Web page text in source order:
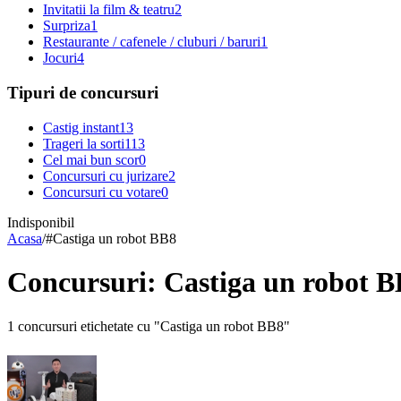
Invitatii la film & teatru2
Surpriza1
Restaurante / cafenele / cluburi / baruri1
Jocuri4
Tipuri de concursuri
Castig instant13
Trageri la sorti113
Cel mai bun scor0
Concursuri cu jurizare2
Concursuri cu votare0
Indisponibil
Acasa/#Castiga un robot BB8
Concursuri: Castiga un robot
1 concursuri etichetate cu "Castiga un robot BB8"